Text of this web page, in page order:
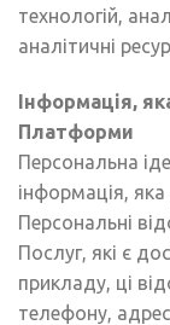
технологій,
аналітичні
Інформація,
Платформи
Персональна
інформація,
Персональні
Послуг, які є
прикладу, ці
телефону,